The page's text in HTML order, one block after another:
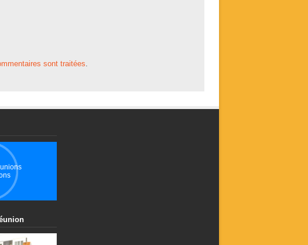
sont traitées.